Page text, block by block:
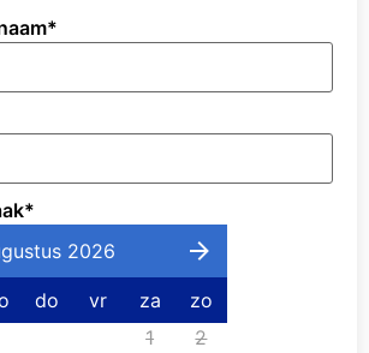
*
*
2026
do vr za
zo
1
2